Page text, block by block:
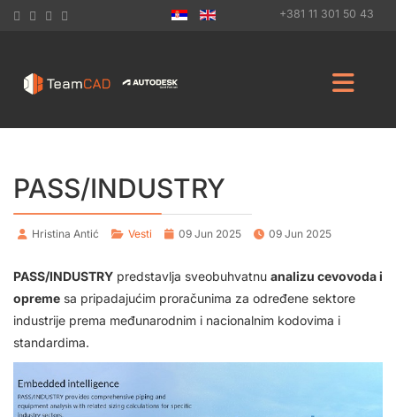
+381 11 301 50 43
PASS/INDUSTRY
Hristina Antić Vesti 09 Jun 2025 09 Jun 2025
PASS/INDUSTRY predstavlja sveobuhvatnu analizu cevovoda i
opreme sa pripadajućim proračunima za određene sektore
industrije prema međunarodnim i nacionalnim kodovima i
standardima.